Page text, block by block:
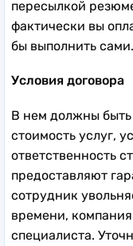
пересылкой
фактически вы
бы выполнить сами.
Условия договора
В нем должны
стоимость услуг,
ответственность
предоставляют
сотрудник
времени,
специалиста.